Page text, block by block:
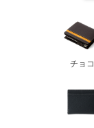
チョコ